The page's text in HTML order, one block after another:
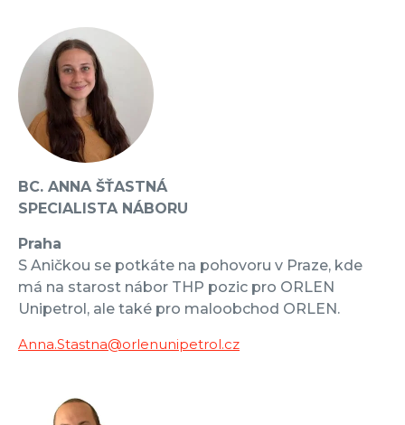
BC. ANNA ŠŤASTNÁ
SPECIALISTA NÁBORU
Praha
S Aničkou se potkáte na pohovoru v Praze, kde
má na starost nábor THP pozic pro ORLEN
Unipetrol, ale také pro maloobchod ORLEN.
Anna.Stastna@orlenunipetrol.cz